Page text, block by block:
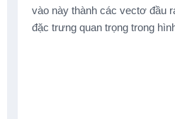
vào này thành các vectơ đầu
đặc trưng quan trọng trong